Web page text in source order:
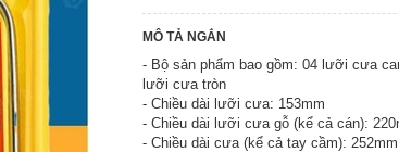
MÔ TẢ NGẮN
- Bộ sản phẩm bao gồm: 04 lưỡi cưa
lưỡi cưa tròn
- Chiều dài lưỡi cưa: 153mm
- Chiều dài lưỡi cưa gỗ (kể cả cán):
- Chiều dài cưa (kể cả tay cầm): 252mm